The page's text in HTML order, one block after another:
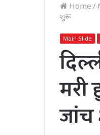
Home /
शुरू
Main Slide
मरी